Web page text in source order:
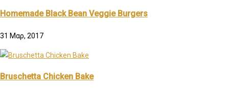
Homemade Black Bean Veggie Burgers
31 Μαρ, 2017
Bruschetta Chicken Bake